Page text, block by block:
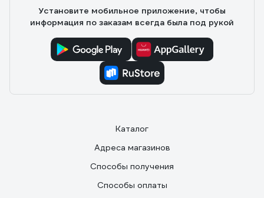
Установите мобильное приложение, чтобы
информация по заказам всегда была под рукой
Каталог
Адреса магазинов
Способы получения
Способы оплаты